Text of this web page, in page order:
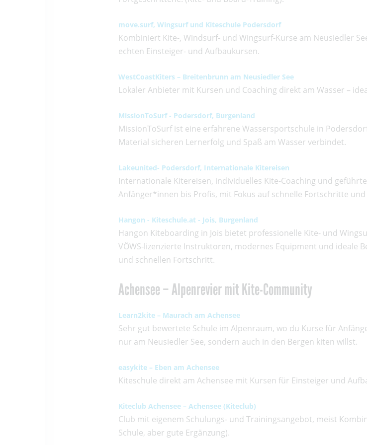
move.surf, Wingsurf und Kiteschule Podersdorf
Kombiniert Kite-, Windsurf- und Wingsurf-Kurse am Neusiedler
echten Einsteiger- und Aufbaukursen.
WestCoastKiters – Breitenbrunn am Neusiedler See
Lokaler Anbieter mit Kursen und Coaching direkt am Wasser –
MissionToSurf - Podersdorf, Burgenland
MissionToSurf ist eine erfahrene Wassersportschule in
Material sicheren Lernerfolg und Spaß am Wasser verbindet.
Lakeunited- Podersdorf, Internationale Kitereisen
Internationale Kitereisen, individuelles Kite-Coaching und
Anfänger*innen bis Profis, mit Fokus auf schnelle Fortschritte
Hangon - Kiteschule.at - Jois, Burgenland
Hangon Kiteboarding in Jois bietet professionelle Kite- und
VÖWS-lizenzierte Instruktoren, modernes Equipment und ideale
und schnellen Fortschritt.
Achensee – Alpenrevier mit Kite-Community
Learn2kite – Maurach am Achensee
Sehr gut bewertete Schule im Alpenraum, wo du Kurse für
nur am Neusiedler See, sondern auch in den Bergen kiten willst.
easykite – Eben am Achensee
Kiteschule direkt am Achensee mit Kursen für Einsteiger und
Kiteclub Achensee –Achensee (Kiteclub)
Club mit eigenem Schulungs- und Trainingsangebot, meist
Schule, aber gute Ergänzung).